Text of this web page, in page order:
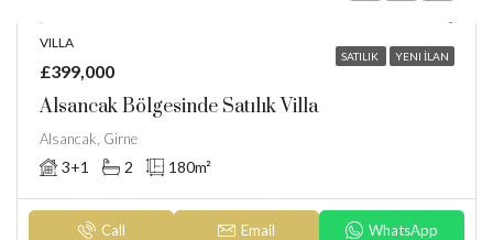
SATILIK YENI İLAN
VILLA
£399,000
Alsancak Bölgesinde Satılık Villa
Alsancak, Girne
3+1 2 180m²
Call Email WhatsApp